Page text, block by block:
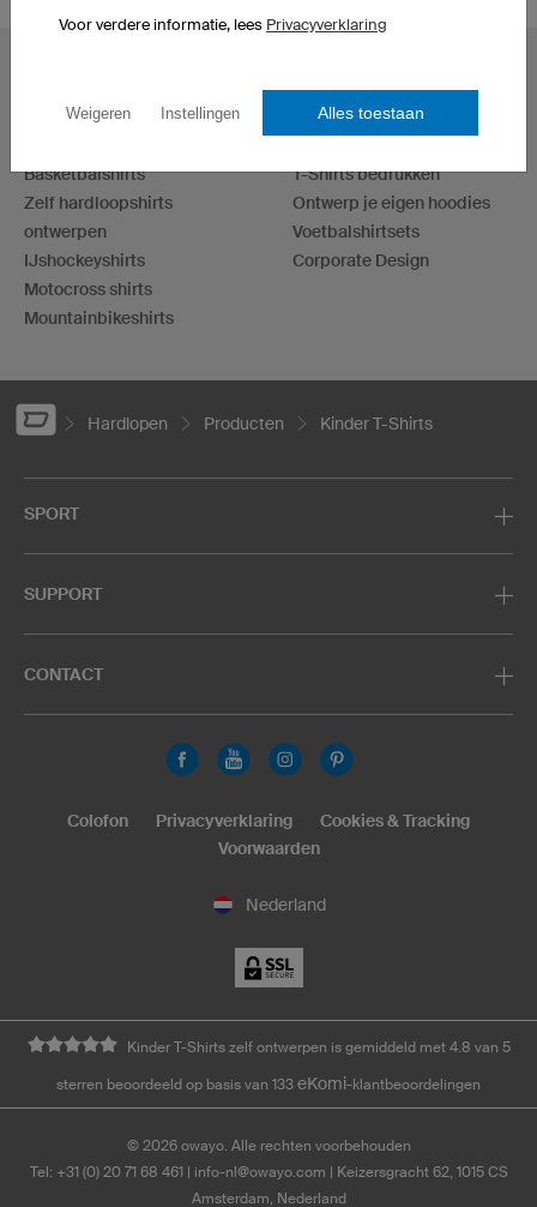
Wielershirts
Basketbalshirts
Zelf hardloopshirts
ontwerpen
IJshockeyshirts
Motocross shirts
Mountainbikeshirts
eSportshirts
T-Shirts bedrukken
Ontwerp je eigen hoodies
Voetbalshirtsets
Corporate Design
Hardlopen Producten Kinder T-Shirts
SPORT
SUPPORT
CONTACT
Nederland
Colofon Privacyverklaring
Cookies & Tracking
Voorwaarden
Kinder T-Shirts zelf ontwerpen is gemiddeld met 4.8 van 5
sterren beoordeeld op basis van 133 eKomi-klantbeoordelingen
© 2026owayo. Alle rechten voorbehouden
Tel: +31 (0) 20 71 68 461
info-nl@owayo.com | Keizersgracht 62, 1015 CS
Amsterdam, Nederland
Voor verdere informatie, lees Privacyverklaring
Weigeren Instellingen Alles toestaan